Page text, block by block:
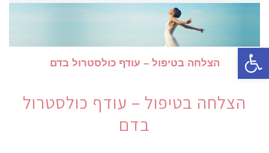
פתח סרגל נגישותהצלחה בטיפול – עודף כולסטרול בדם
הצלחה בטיפול – עודף כולסטרול
בדם